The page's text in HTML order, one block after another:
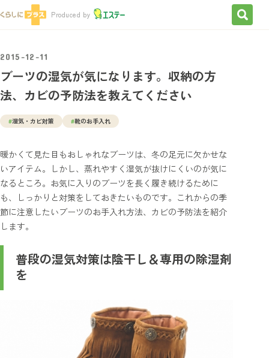
Produced by 検索を
2015-12-11
ブーツの湿気が気になります。収納の方
法、カビの予防法を教えてください
#湿気・カビ対策 #靴のお手入れ
暖かくて見た目もおしゃれなブーツは、冬の足元に欠かせな
いアイテム。しかし、蒸れやすく湿気が抜けにくいのが気に
なるところ。お気に入りのブーツを長く履き続けるために
も、しっかりと対策をしておきたいものです。これからの季
節に注意したいブーツのお手入れ方法、カビの予防法を紹介
します。
普段の湿気対策は陰干し＆専用の除湿剤
を